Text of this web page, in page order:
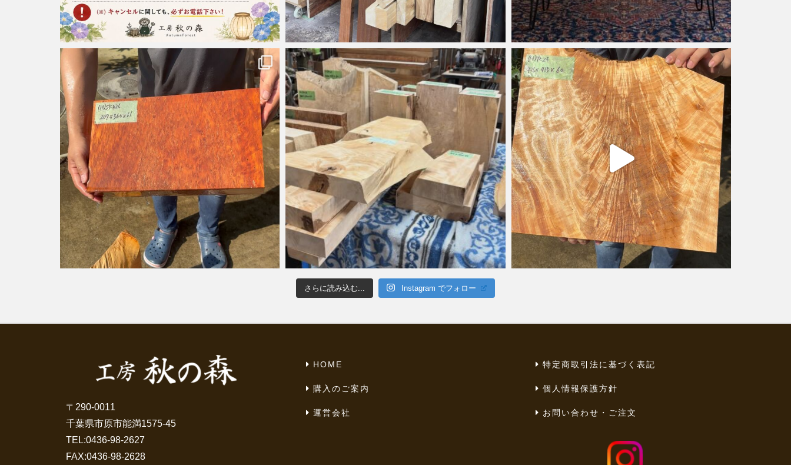
さらに読み込む... Instagram でフォロー
〒290-0011
千葉県市原市能満1575-45
TEL:0436-98-2627
FAX:0436-98-2628
HOME
購入のご案内
運営会社
特定商取引法に基づく表記
個人情報保護方針
お問い合わせ・ご注文